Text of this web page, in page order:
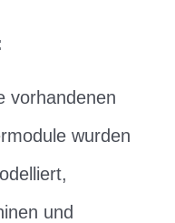
vorhandenen
wurden
und